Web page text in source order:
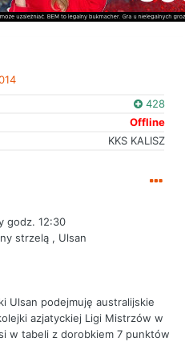
428
Offline
KKS KALISZ
godz. 12:30
strzelą , Ulsan
Ulsan podejmuję australijskie
azjatyckiej Ligi Mistrzów w
w tabeli z dorobkiem 7 punktów